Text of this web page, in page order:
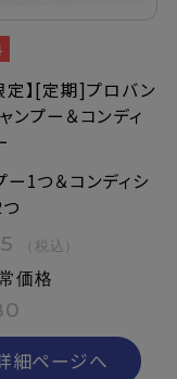
定】[定期]プロバン
ンプー＆コンディ
ー1つ＆コンディシ
（税込）
価格
細ページへ